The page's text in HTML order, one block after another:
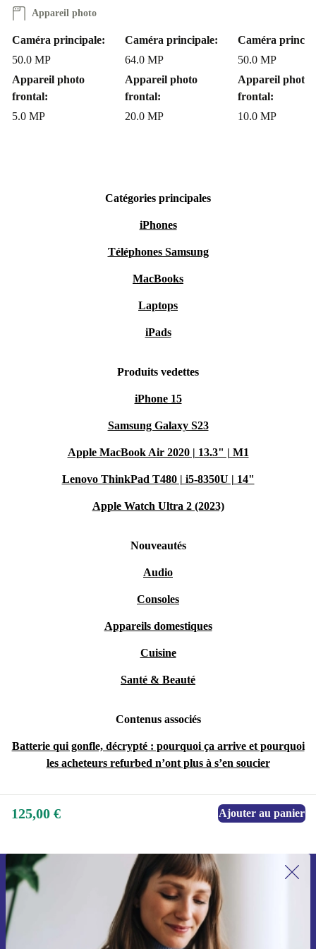
Appareil photo
Caméra principale:
50.0 MP
Appareil photo
frontal:
5.0 MP
Caméra principale:
64.0 MP
Appareil photo
frontal:
20.0 MP
Caméra
50.0 MP
Appareil photo
frontal:
10.0 MP
Catégories principales
iPhones
Téléphones Samsung
MacBooks
Laptops
iPads
Produits vedettes
iPhone 15
Samsung Galaxy S23
Apple MacBook Air 2020 | 13.3" | M1
Lenovo ThinkPad T480 | i5-8350U | 14"
Apple Watch Ultra 2 (2023)
Nouveautés
Audio
Consoles
Appareils domestiques
Cuisine
Santé & Beauté
Contenus associés
Batterie qui gonfle, décrypté : pourquoi ça arrive et pourquoi
les acheteurs refurbed n’ont plus à s’en soucier
125,00 € Ajouter au panier
Recevoir offres et infos de refurbed
par mail
Ne manquez plus aucune offre.